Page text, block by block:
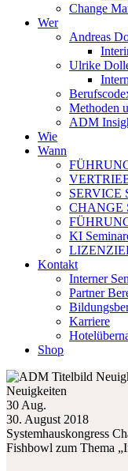
Change
Wer
Andreas
Ulrike
Methoden
ADM
Wie
Wann
SERVICE
CHANGE
KI
Kontakt
Interner
Partner
Karriere
Shop
Neuigkeiten
30 Aug.
30. August 2018
Systemhauskongress
Fishbowl zum Thema